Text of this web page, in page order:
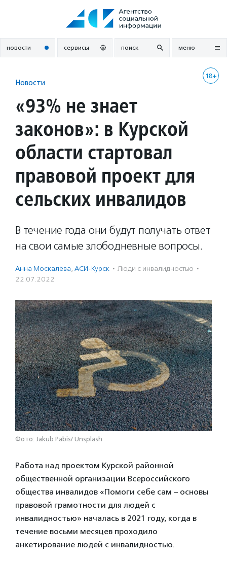
новости сервисы поиск меню
18+
Новости
«93% не знает
законов»: в Курской
области стартовал
правовой проект для
сельских инвалидов
В течение года они будут получать ответ
на свои самые злободневные вопросы.
Анна Москалёва, АСИ-Курск · Люди с инвалидностью ·
22.07.2022
Фото: Jakub Pabis/ Unsplash
Работа над проектом Курской районной
общественной организации Всероссийского
общества инвалидов «Помоги себе сам – основы
правовой грамотности для людей с
инвалидностью» началась в 2021 году, когда в
течение восьми месяцев проходило
анкетирование людей с инвалидностью.